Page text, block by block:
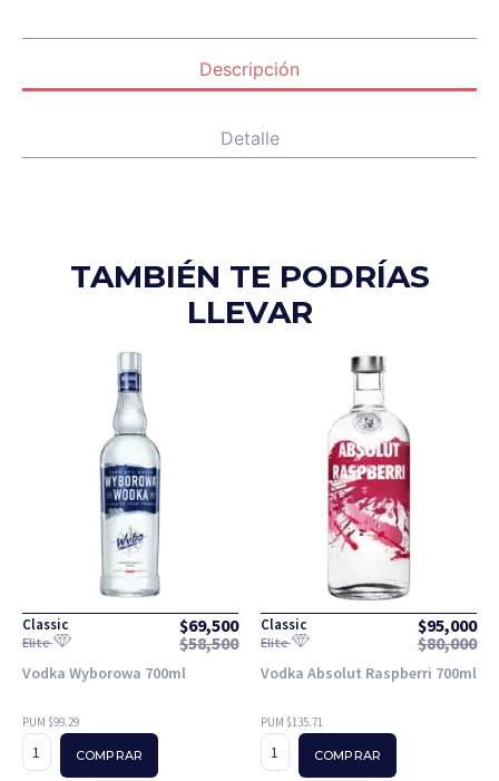
Descripción
Detalle
TAMBIÉN TE PODRÍAS
LLEVAR
Classic $69,500
Elite $58,500
Vodka Wyborowa 700ml
PUM $99.29
COMPRAR
Classic $95,000
Elite $80,000
Vodka Absolut Raspberri 700ml
PUM $135.71
COMPRAR